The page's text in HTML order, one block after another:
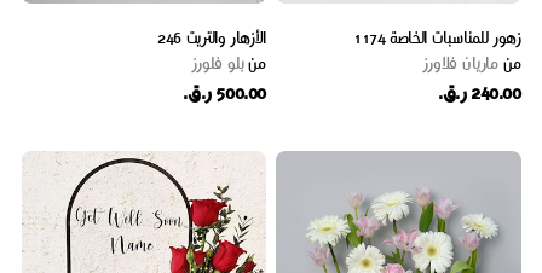
زهور للمناسبات الخاصة 1174
من ماریان فلاورز
240.00 ر.ق.
الأزهار والتريت 246
منبلو فلورز
500.00 ر.ق.